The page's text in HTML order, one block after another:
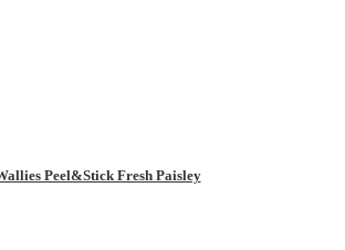
Peel&Stick Fresh Paisley